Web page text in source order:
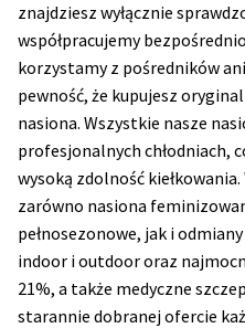
NAJLEPSZE OKAZJE
PROMOCJA TYGODNIA
Dla Początkujących
Indoor w Domu
Outdoor na Dworze
Półautomaty Outdoor
znajdziesz wyłącznie
współpracujemy
korzystamy z pośredników
pewność, że kupujesz
nasiona. Wszystkie nasze
profesjonalnych chłodniach,
wysoką zdolność
zarówno nasiona
pełnosezonowe, jak i
indoor i outdoor oraz
21%, a także medyczne
starannie dobranej ofercie